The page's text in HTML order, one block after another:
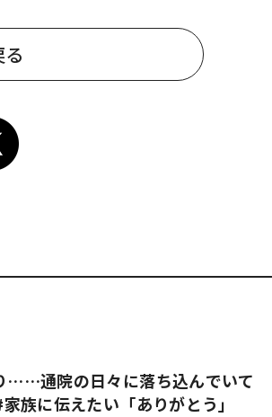
……通院の日々に落ち込んでいて
族に伝えたい「ありがとう」